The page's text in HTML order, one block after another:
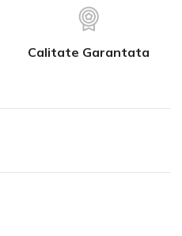
Calitate Garantata